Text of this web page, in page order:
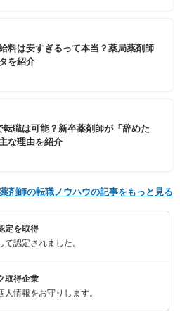
料は安すぎるって本当？薬局薬剤師
を紹介
転職は可能？新卒薬剤師が「辞めた
な理由を紹介
薬剤師の転職ノウハウの記事をもっと見る
定を取得
認定されました。
取得企業
情報をお守りします。